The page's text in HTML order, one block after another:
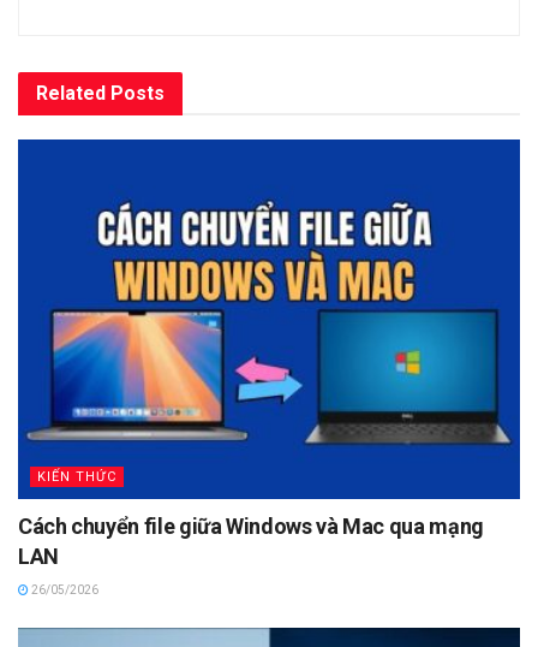
Related Posts
KIẾN THỨC
Cách chuyển file giữa Windows và Mac qua mạng
LAN
26/05/2026